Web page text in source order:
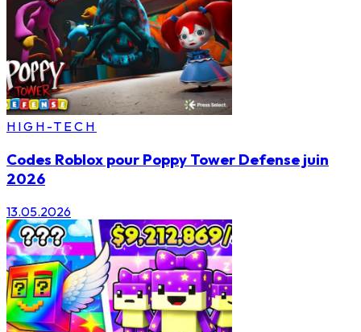
HIGH-TECH
Codes Roblox pour Poppy Tower Defense juin
2026
13.05.2026